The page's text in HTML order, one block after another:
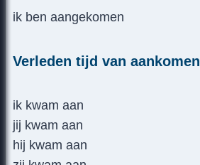
ik ben aangekomen
Verleden tijd van aankomen
ik kwam aan
jij kwam aan
hij kwam aan